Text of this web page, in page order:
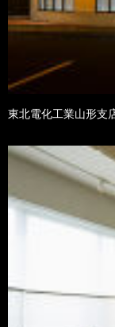
東北電化工業山形支